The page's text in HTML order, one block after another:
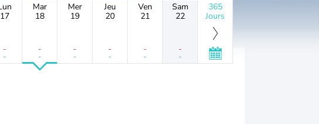
17
-
-
Mar
18
-
-
Mer
19
-
-
Jeu
20
-
-
Ven
21
-
-
Sam
22
-
-
365
Jours